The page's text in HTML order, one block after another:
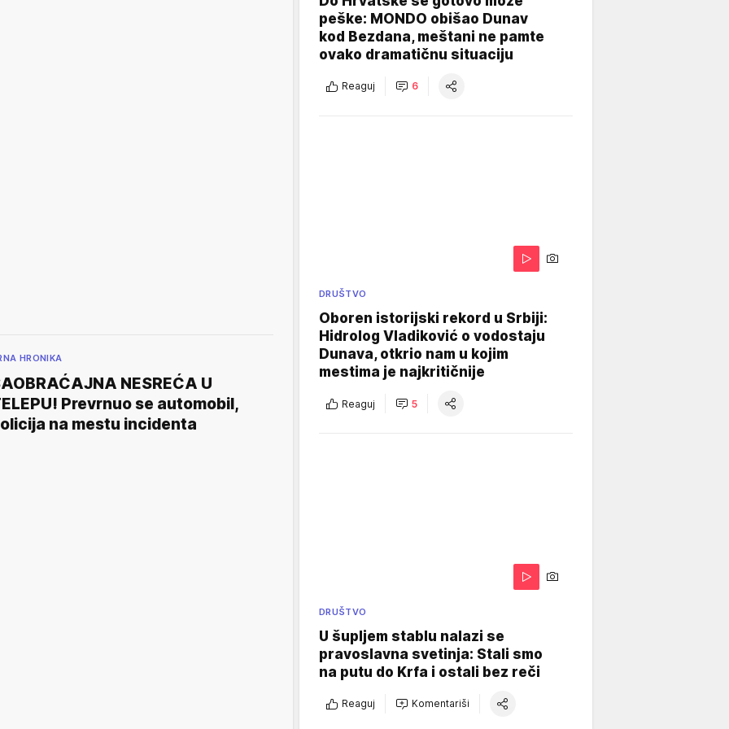
HRONIKA
NESREĆA U
Prevrnuo se automobil,
na mestu incidenta
peške: MONDO obišao Dunav
kod Bezdana, meštani ne pamte
ovako dramatičnu situaciju
Reaguj 6
DRUŠTVO
Oboren istorijski rekord u Srbiji:
Hidrolog Vladiković o vodostaju
Dunava, otkrio nam u kojim
mestima je najkritičnije
Reaguj 5
DRUŠTVO
U šupljem stablu nalazi se
pravoslavna svetinja: Stali smo
na putu do Krfa i ostali bez reči
Reaguj Komentariši